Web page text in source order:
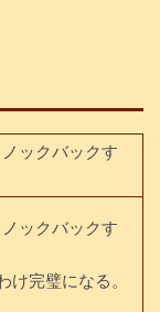
ックバックす
ックバックす
完璧になる。